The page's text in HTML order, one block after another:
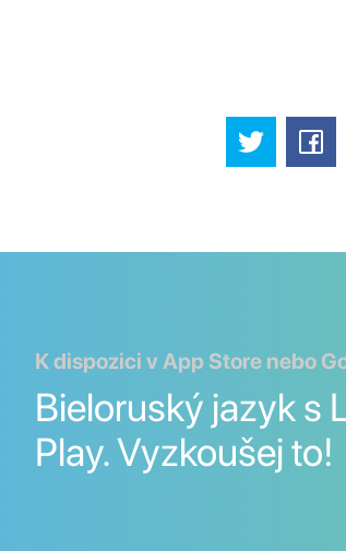
K dispozici v App Store nebo
Bieloruský jazyk s
Play. Vyzkoušej to!